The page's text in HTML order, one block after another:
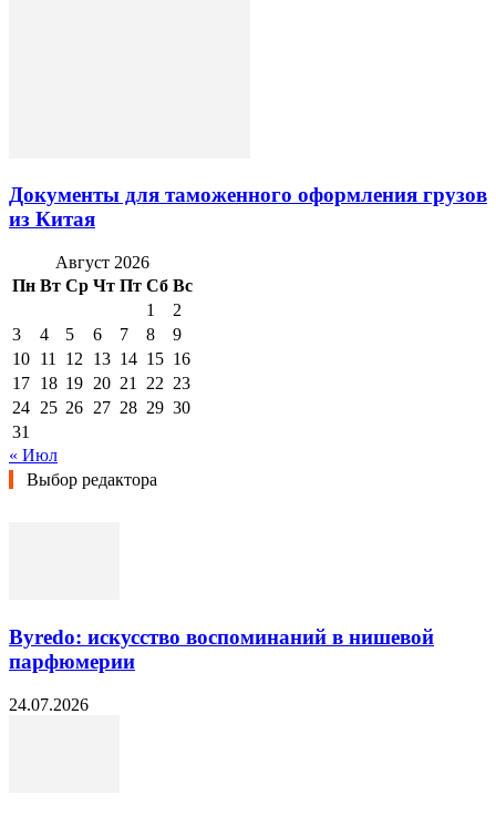
Документы для таможенного оформления грузов
из Китая
Август 2026
Пн Вт Ср Чт Пт Сб Вс
1
2
3
4 5 6 7 8
9
10 11 12 13 14 15 16
17 18 19 20 21 22 23
24 25 26 27 28 29 30
31
« Июл
Выбор редактора
Byredo: искусство воспоминаний в нишевой
парфюмерии
24.07.2026